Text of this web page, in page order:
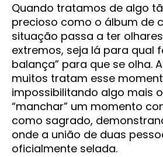
Quando tratamos de algo
precioso como o álbum de
situação passa a ter
extremos, seja lá para qual
balança” para que se olha.
muitos tratam esse
impossibilitando algo mais
“manchar” um momento
como sagrado,
onde a união de duas
oficialmente selada.